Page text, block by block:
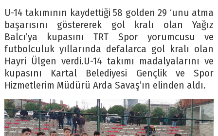
U-14 takımının kaydettiği 58 golden 29 ‘unu atma
başarısını göstererek gol kralı olan Yağız
Balcı’ya kupasını TRT Spor yorumcusu ve
futbolculuk yıllarında defalarca gol kralı olan
Hayri Ülgen verdi.U-14 takımı madalyalarını ve
kupasını Kartal Belediyesi Gençlik ve Spor
Hizmetlerim Müdürü Arda Savaş’ın elinden aldı.